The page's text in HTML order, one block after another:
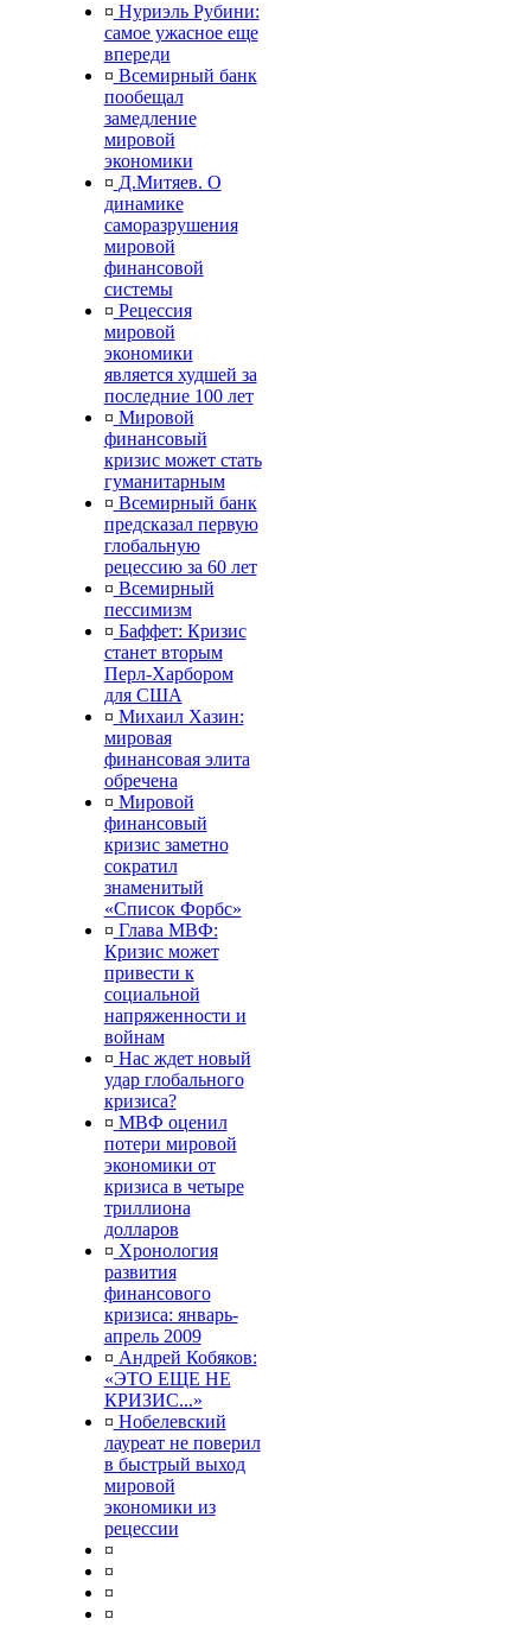
¤ Нуриэль Рубини:
самое ужасное еще
впереди
¤ Всемирный банк
пообещал
замедление
мировой
экономики
¤ Д.Митяев. О
динамике
саморазрушения
мировой
финансовой
системы
¤ Рецессия
мировой
экономики
является худшей за
последние 100 лет
¤ Мировой
финансовый
кризис может стать
гуманитарным
¤ Всемирный банк
предсказал первую
глобальную
рецессию за 60 лет
¤ Всемирный
пессимизм
¤ Баффет: Кризис
станет вторым
Перл-Харбором
для США
¤ Михаил Хазин:
мировая
финансовая элита
обречена
¤ Мировой
финансовый
кризис заметно
сократил
знаменитый
«Список Форбс»
¤ Глава МВФ:
Кризис может
привести к
социальной
напряженности и
войнам
¤ Нас ждет новый
удар глобального
кризиса?
¤ МВФ оценил
потери мировой
экономики от
кризиса в четыре
триллиона
долларов
¤ Хронология
развития
финансового
кризиса: январь-
апрель 2009
¤ Андрей Кобяков:
«ЭТО ЕЩЕ НЕ
КРИЗИС...»
¤ Нобелевский
лауреат не поверил
в быстрый выход
мировой
экономики из
рецессии
¤
¤
¤
¤